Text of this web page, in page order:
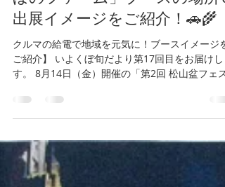
いよくぼ旬だより：vol.17｜
【第2弾】松山盆フェス
2026「愛媛トヨペット×いよく
ぼのファーム」ブースの場所＆
出展イメージをご紹介！🚗🌾
クルマの給電で地域を元気に！ブースイメージを
す。 8月14日（金）開催の「第2回 松山盆フェス
2026」にて、愛媛トヨペット様と一緒に出展する
ブースのイメージが出来上がりました！当日は